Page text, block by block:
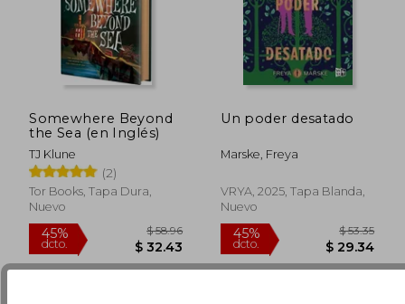
45%
dcto.
$ 33.25
$ 18.29
45%
Somewhere Beyond
the Sea (en Inglés)
TJ Klune
(2)
Tor Books, Tapa Dura,
Nuevo
Un poder desatado
Marske, Freya
VRYA, 2025, Tapa Blanda,
Nuevo